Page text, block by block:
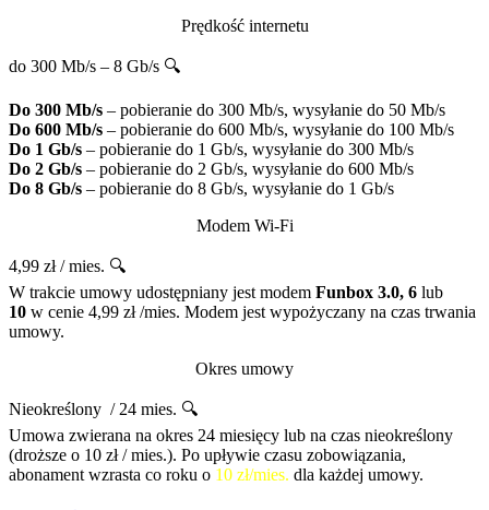
Prędkość internetu
do 300 Mb/s – 8 Gb/s 🔍
Do 300 Mb/s – pobieranie do 300 Mb/s, wysyłanie do 50 Mb/s
Do 600 Mb/s – pobieranie do 600 Mb/s, wysyłanie do 100 Mb/s
Do 1 Gb/s – pobieranie do 1 Gb/s, wysyłanie do 300 Mb/s
Do 2 Gb/s – pobieranie do 2 Gb/s, wysyłanie do 600 Mb/s
Do 8 Gb/s – pobieranie do 8 Gb/s, wysyłanie do 1 Gb/s
Modem Wi-Fi
4,99 zł / mies. 🔍
W trakcie umowy udostępniany jest modem Funbox 3.0, 6 lub
10 w cenie 4,99 zł /mies. Modem jest wypożyczany na czas trwania
umowy.
Okres umowy
Nieokreślony / 24 mies. 🔍
Umowa zwierana na okres 24 miesięcy lub na czas nieokreślony
(droższe o 10 zł / mies.). Po upływie czasu zobowiązania,
abonament wzrasta co roku o 10 zł/mies. dla każdej umowy.